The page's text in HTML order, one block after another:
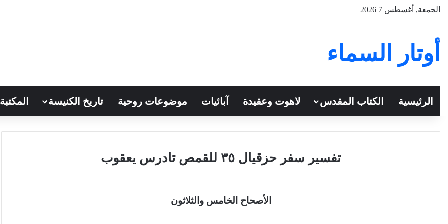
الجمعة, أغسطس 7 2026
أوتار السماء
الرئيسية الكتاب المقدس لاهوت وعقيدة آبائيات موضوعات روحية تاريخ الكنيسة المكتبة
تفسير سفر حزقيال ٣٥ للقمص تادرس يعقوب
الأصحاح الخامس والثلاثون